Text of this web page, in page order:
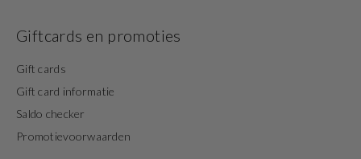
Giftcards en promoties
Gift cards
Gift card informatie
Saldo checker
Promotievoorwaarden